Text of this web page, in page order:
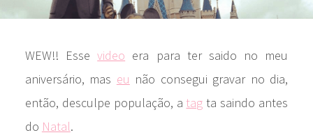
WEW!! Essevideo era para ter saido no meu
aniversário, mas eu não consegui gravar no dia,
então, desculpe população, a tag ta saindo antes
do Natal.